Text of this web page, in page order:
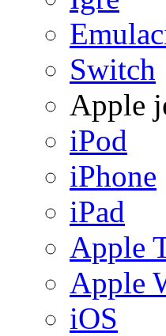
Switch
Apple
iPod
iPhone
iPad
Apple
Apple
iOS